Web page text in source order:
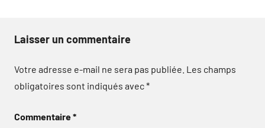
Laisser un commentaire
Votre adresse e-mail ne sera pas publiée. Les champs
obligatoires sont indiqués avec*
Commentaire*